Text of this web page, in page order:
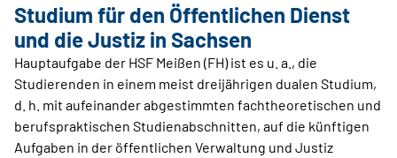
Studium für den Öffentlichen Dienst
und die Justiz in Sachsen
Hauptaufgabe der HSF Meißen (FH) ist es u. a., die
Studierenden in einem meist dreijährigen dualen Studium,
d. h. mit aufeinander abgestimmten fachtheoretischen und
berufspraktischen Studienabschnitten, auf die künftigen
Aufgaben in der öffentlichen Verwaltung und Justiz